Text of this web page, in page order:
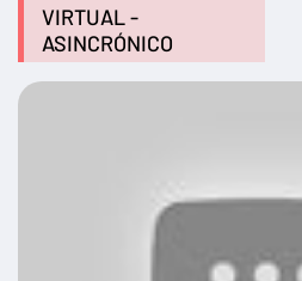
VIRTUAL -
ASINCRÓNICO